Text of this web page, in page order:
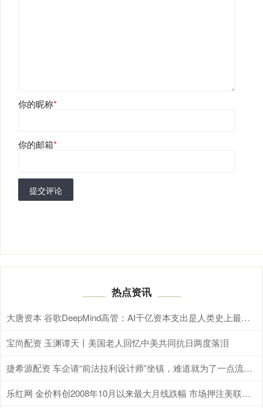
你的昵称*
你的邮箱*
提交评论
热点资讯
大唐资本 谷歌DeepMind高管：AI千亿资本支出是人类史上最大科学赌注，核心押注\
宝尚配资 玉渊谭天丨美国老人回忆中美共同抗日两度落泪
捷希源配资 车企请“前法拉利设计师”坐镇，难道就为了一点流量？
乐红网 金价料创2008年10月以来最大月线跌幅 市场押注美联储升息